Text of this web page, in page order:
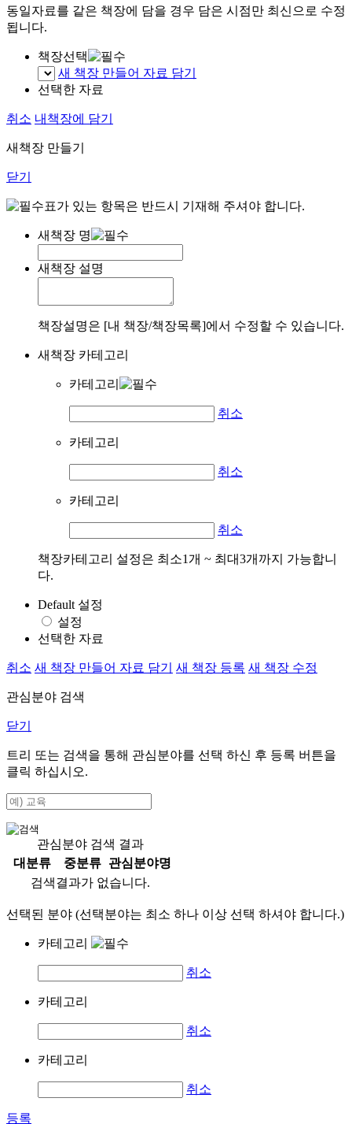
동일자료를 같은 책장에 담을 경우 담은 시점만 최신으로 수정
됩니다.
책장선택
새 책장 만들어 자료 담기
선택한 자료
취소 내책장에 담기
새책장 만들기
닫기
표가 있는 항목은 반드시 기재해 주셔야 합니다.
새책장 명
새책장 설명
책장설명은 [내 책장/책장목록]에서 수정할 수 있습니다.
새책장 카테고리
카테고리
취소
카테고리
취소
카테고리
취소
책장카테고리 설정은 최소1개 ~ 최대3개까지 가능합니
다.
Default 설정
설정
선택한 자료
취소 새 책장 만들어 자료 담기 새 책장 등록 새 책장 수정
관심분야 검색
닫기
트리 또는 검색을 통해 관심분야를 선택 하신 후 등록 버튼을
클릭 하십시오.
관심분야 검색 결과
대분류
중분류
관심분야명
검색결과가 없습니다.
선택된 분야 (선택분야는 최소 하나 이상 선택 하셔야 합니다.)
카테고리
취소
카테고리
취소
카테고리
취소
등록